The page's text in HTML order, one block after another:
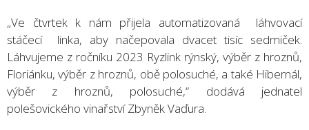
„Ve čtvrtek k nám přijela automatizovaná láhvovací
stáčecí linka, aby načepovala dvacet tisíc sedmiček.
Láhvujeme z ročníku 2023 Ryzlink rýnský, výběr z hroznů,
Floriánku, výběr z hroznů, obě polosuché, a také Hibernál,
výběr z hroznů, polosuché,“ dodává jednatel
polešovického vinařství Zbyněk Vaďura.